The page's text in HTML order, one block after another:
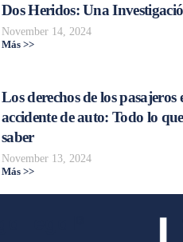
Dos Heridos: Una
November 14, 2024
Más >>
Los derechos de los pasajeros
accidente de auto: Todo lo
saber
November 13, 2024
Más >>